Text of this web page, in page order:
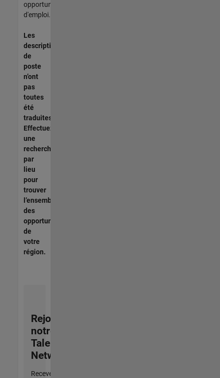
opportunités
d'emploi.
Les
descriptions
de
poste
n’ont
pas
toutes
été
traduites.
Effectuez
une
recherche
par
lieu
pour
trouver
l’ensemble
des
opportunités
de
votre
région.
Rejoignez
notre
Talent
Network
Recevez